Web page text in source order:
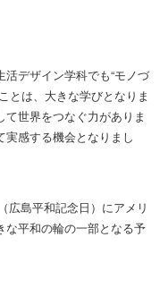
デザイン学科でも“モノづ
とは、大きな学びとなりま
世界をつなぐ力がありま
感する機会となりまし
広島平和記念日）にアメリ
な平和の輪の一部となる予